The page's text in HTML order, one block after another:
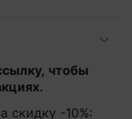
чтобы
скидку -10%: